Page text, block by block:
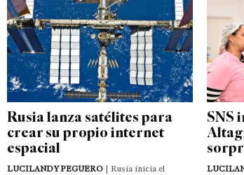
Rusia lanza satélites para
crear su propio internet
espacial
LUCILANDY PEGUERO | Rusia inicia el
SNS